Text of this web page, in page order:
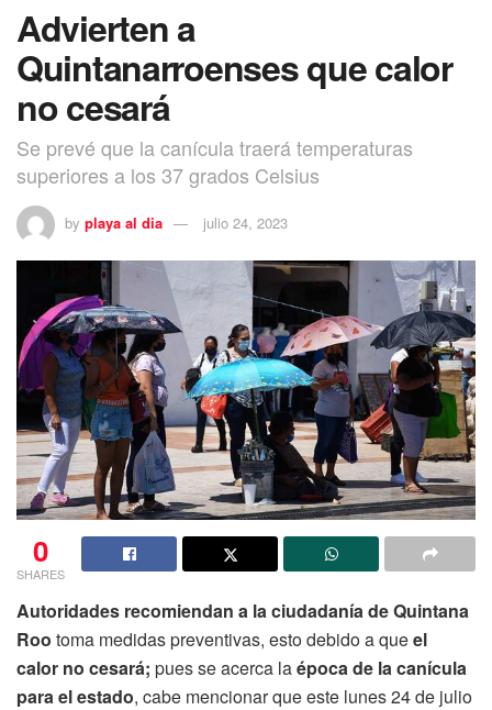
Advierten a
Quintanarroenses que calor
no cesará
Se prevé que la canícula traerá temperaturas
superiores a los 37 grados Celsius
by playa al dia julio 24, 2023
0
SHARES
Autoridades recomiendan a la ciudadanía de Quintana
Roo toma medidas preventivas, esto debido a queel
calor no cesará; pues se acerca laépoca de la canícula
para el estado, cabe mencionar que este lunes 24 de julio